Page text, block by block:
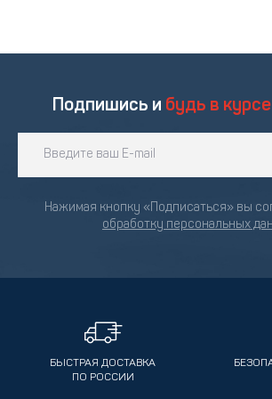
Подпишись и будь в
Нажимая кнопку «Подписаться» вы
обработку персональных
БЫСТРАЯ ДОСТАВКА
ПО РОССИИ